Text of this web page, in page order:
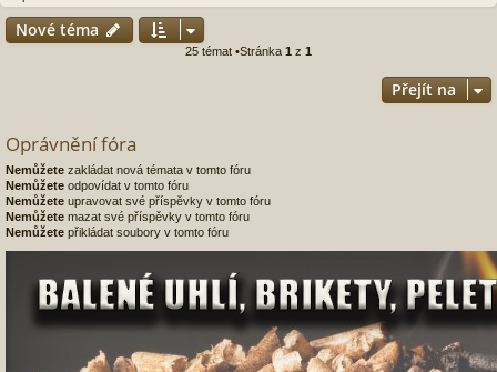
Nové téma
25 témat •Stránka 1 z 1
Přejít na
Oprávnění fóra
Nemůžete zakládat nová témata v tomto fóru
Nemůžete odpovídat v tomto fóru
Nemůžete upravovat své příspěvky v tomto fóru
Nemůžete mazat své příspěvky v tomto fóru
Nemůžete přikládat soubory v tomto fóru